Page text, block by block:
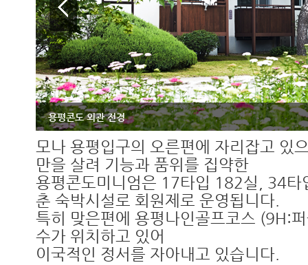
용평콘도 외관 전경
모나 용평입구의 오른편에 자리잡고 있
만을 살려 기능과 품위를 집약한
용평콘도미니엄은 17타입 182실, 34
춘 숙박시설로 회원제로 운영됩니다.
특히 맞은편에 용평나인골프코스 (9H:
수가 위치하고 있어
이국적인 정서를 자아내고 있습니다.